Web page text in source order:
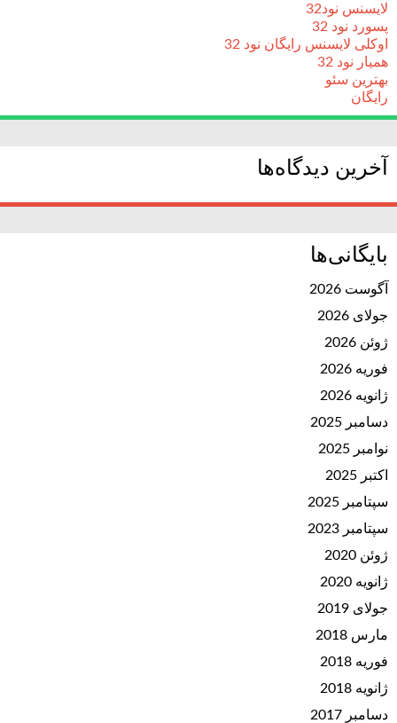
لایسنس نود32
پسورد نود 32
اوکلی لایسنس رایگان نود 32
همیار نود 32
بهترین سئو
رایگان
آخرین دیدگاه‌ها
بایگانی‌ها
آگوست 2026
جولای 2026
ژوئن 2026
فوریه 2026
ژانویه 2026
دسامبر 2025
نوامبر 2025
اکتبر 2025
سپتامبر 2025
سپتامبر 2023
ژوئن 2020
ژانویه 2020
جولای 2019
مارس 2018
فوریه 2018
ژانویه 2018
دسامبر 2017